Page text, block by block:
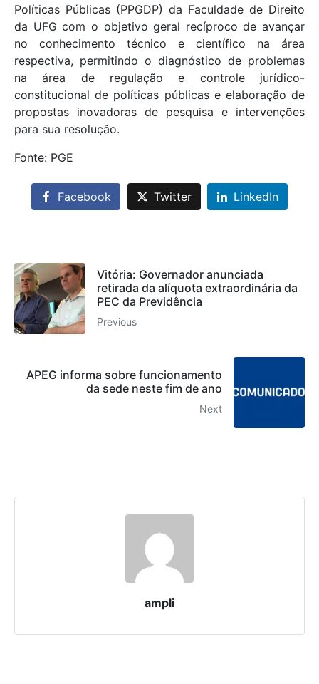
Políticas Públicas (PPGDP) da Faculdade de Direito
da UFG com o objetivo geral recíproco de avançar
no conhecimento técnico e científico na área
respectiva, permitindo o diagnóstico de problemas
na área de regulação e controle jurídico-
constitucional de políticas públicas e elaboração de
propostas inovadoras de pesquisa e intervenções
para sua resolução.
Fonte: PGE
Facebook Twitter LinkedIn
Vitória: Governador anunciada
retirada da alíquota extraordinária da
PEC da Previdência
Previous
APEG informa sobre funcionamento
da sede neste fim de ano
Next
ampli